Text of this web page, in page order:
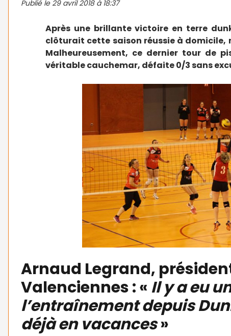
Publié le29 avril 2018 à 18:37
Après une brillante victoire en terre
clôturait cette saison réussie à domicile,
Malheureusement, ce dernier tour de
véritable cauchemar, défaite 0/3 sans
Arnaud Legrand,
Valenciennes : « Il y a eu
l’entraînement depuis
déjà en vacances»